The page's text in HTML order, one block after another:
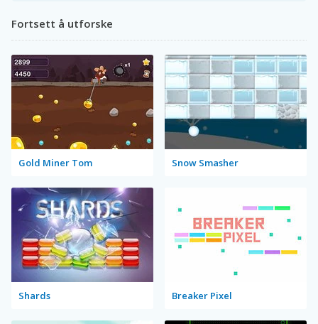
Fortsett å utforske
Gold Miner Tom Snow Smasher
Shards Breaker Pixel